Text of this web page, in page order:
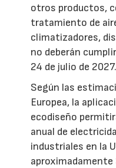
otros productos,
tratamiento de
climatizadores,
no deberán
24 de julio de 2027.
Según las
Europea, la
ecodiseño
anual de
industriales en la
aproximadamente